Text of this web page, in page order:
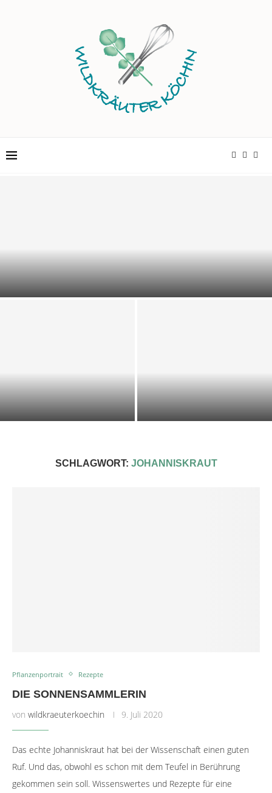
SCHLAGWORT: JOHANNISKRAUT
Pflanzenportrait Rezepte
DIE SONNENSAMMLERIN
von wildkraeuterkoechin 9. Juli 2020
Das echte Johanniskraut hat bei der Wissenschaft einen guten
Ruf. Und das, obwohl es schon mit dem Teufel in Berührung
gekommen sein soll. Wissenswertes und Rezepte für eine